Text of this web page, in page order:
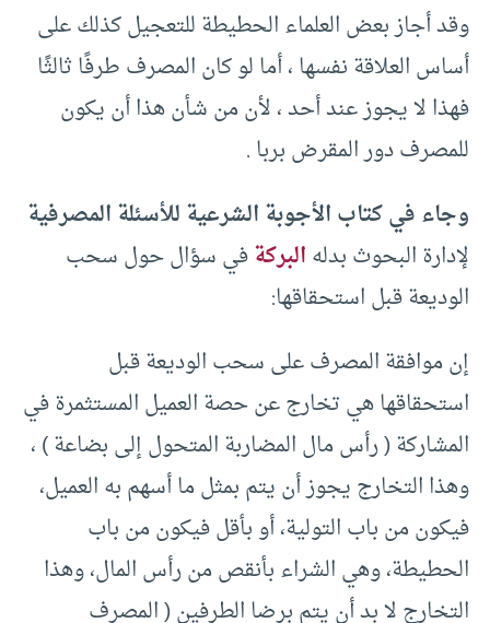
وقد أجاز بعض العلماء الحطيطة للتعجيل كذلك على
أساس العلاقة نفسها ، أما لو كان المصرف طرفًا ثالثًا
فهذا لا يجوز عند أحد ، لأن من شأن هذا أن يكون
للمصرف دور المقرض بربا .
وجاء في كتاب الأجوبة الشرعية للأسئلة المصرفية
لإدارة البحوث بدلهالبركةفي سؤال حول سحب
الوديعة قبل استحقاقها:
إن موافقة المصرف على سحب الوديعة قبل
استحقاقها هي تخارج عن حصة العميل المستثمرة في
المشاركة ( رأس مال المضاربة المتحول إلى بضاعة ) ،
وهذا التخارج يجوز أن يتم بمثل ما أسهم به العميل،
فيكون من باب التولية، أو بأقل فيكون من باب
الحطيطة، وهي الشراء بأنقص من رأس المال، وهذا
التخارج لا بد أن يتم برضا الطرفين ( المصرف